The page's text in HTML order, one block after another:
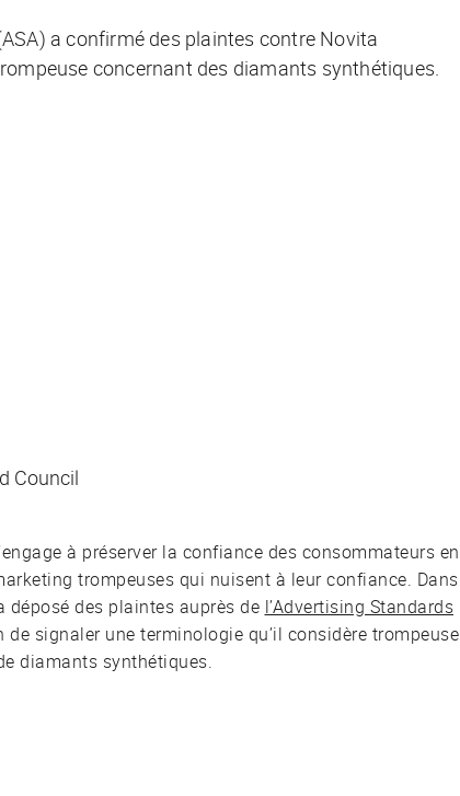
a confirmé des plaintes contre Novita
concernant des diamants synthétiques.
Council
à préserver la confiance des consommateurs en
trompeuses qui nuisent à leur confiance. Dans
déposé des plaintes auprès de l’Advertising Standards
de signaler une terminologie qu’il considère trompeuse
diamants synthétiques.